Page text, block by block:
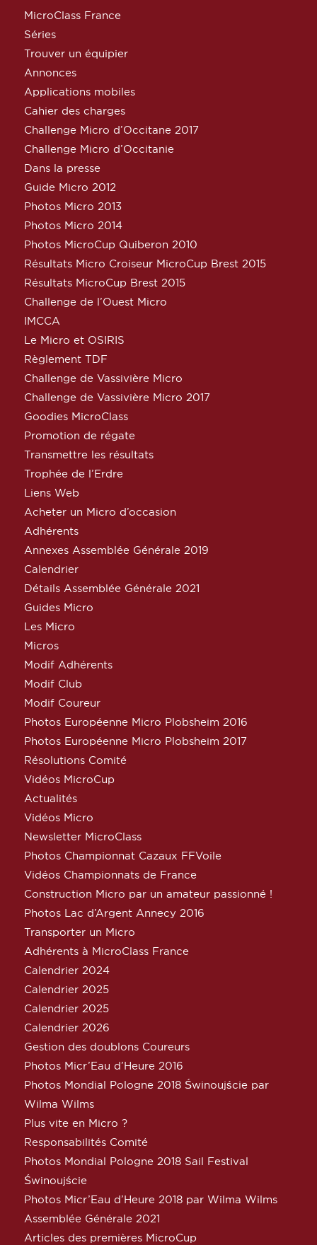
MicroClass France
Séries
Trouver un équipier
Annonces
Applications mobiles
Cahier des charges
Challenge Micro d’Occitane 2017
Challenge Micro d’Occitanie
Dans la presse
Guide Micro 2012
Photos Micro 2013
Photos Micro 2014
Photos MicroCup Quiberon 2010
Résultats Micro Croiseur MicroCup Brest 2015
Résultats MicroCup Brest 2015
Challenge de l’Ouest Micro
IMCCA
Le Micro et OSIRIS
Règlement TDF
Challenge de Vassivière Micro
Challenge de Vassivière Micro 2017
Goodies MicroClass
Promotion de régate
Transmettre les résultats
Trophée de l’Erdre
Liens Web
Acheter un Micro d’occasion
Adhérents
Annexes Assemblée Générale 2019
Calendrier
Détails Assemblée Générale 2021
Guides Micro
Les Micro
Micros
Modif Adhérents
Modif Club
Modif Coureur
Photos Européenne Micro Plobsheim 2016
Photos Européenne Micro Plobsheim 2017
Résolutions Comité
Vidéos MicroCup
Actualités
Vidéos Micro
Newsletter MicroClass
Photos Championnat Cazaux FFVoile
Vidéos Championnats de France
Construction Micro par un amateur passionné !
Photos Lac d’Argent Annecy 2016
Transporter un Micro
Adhérents à MicroClass France
Calendrier 2024
Calendrier 2025
Calendrier 2025
Calendrier 2026
Gestion des doublons Coureurs
Photos Micr’Eau d’Heure 2016
Photos Mondial Pologne 2018 Świnoujście par
Wilma Wilms
Plus vite en Micro ?
Responsabilités Comité
Photos Mondial Pologne 2018 Sail Festival
Świnoujście
Photos Micr’Eau d’Heure 2018 par Wilma Wilms
Assemblée Générale 2021
Articles des premières MicroCup